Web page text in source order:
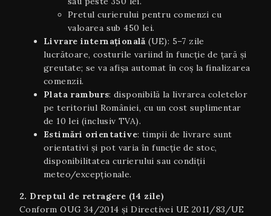
Pretul curierului pentru comenzi cu
valoarea sub 450 lei.
Livrare internaţională (UE): 5–7 zile
lucrătoare, costurile variind în funcție de țară și
greutate; se va afișa automat în coș la finalizarea
comenzii.
Plata ramburs: disponibilă la livrarea coletelor
pe teritoriul României, cu un cost suplimentar
de 10 lei (inclusiv TVA).
Estimări orientative: timpii de livrare sunt
orientativi şi pot varia în funcție de stoc,
disponibilitatea curierului sau condiții
meteo/excepționale.
2. Dreptul de retragere (14 zile)
Conform OUG 34/2014 și Directivei UE 2011/83/UE